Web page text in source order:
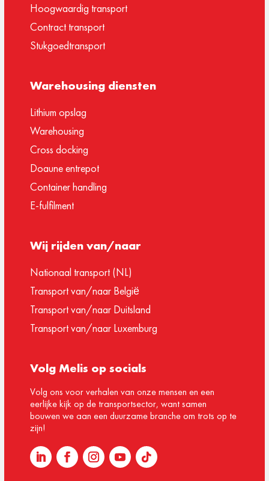
Hoogwaardig transport
Contract transport
Stukgoedtransport
Warehousing diensten
Lithium opslag
Warehousing
Cross docking
Doaune entrepot
Container handling
E-fulfilment
Wij rijden van/naar
Nationaal transport (NL)
Transport van/naar België
Transport van/naar Duitsland
Transport van/naar Luxemburg
Volg Melis op socials
Volg ons voor verhalen van onze mensen en een
eerlijke kijk op de transportsector, want samen
bouwen we aan een duurzame branche om trots op te
zijn!